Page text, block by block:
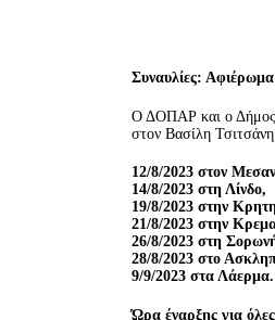
Συναυλίες:
Ο ΔΟΠΑΡ και ο Δήμος
στον Βασίλη
12/8/2023 στον
14/8/2023 στη Λίνδο,
19/8/2023 στην
21/8/2023 στην
26/8/2023 στη
28/8/2023 στο
9/9/2023 στα Λάερμα.
Ώρα έναρξης για